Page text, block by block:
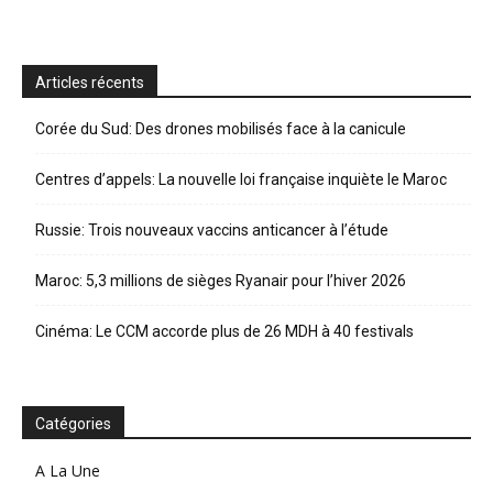
Articles récents
Corée du Sud: Des drones mobilisés face à la canicule
Centres d’appels: La nouvelle loi française inquiète le Maroc
Russie: Trois nouveaux vaccins anticancer à l’étude
Maroc: 5,3 millions de sièges Ryanair pour l’hiver 2026
Cinéma: Le CCM accorde plus de 26 MDH à 40 festivals
Catégories
A La Une